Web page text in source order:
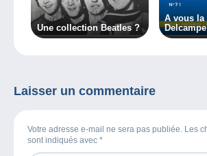
Une collection Beatles ?
A vous la
Laisser un commentaire
Votre adresse e-mail ne sera pas publiée. Les
sont indiqués avec *